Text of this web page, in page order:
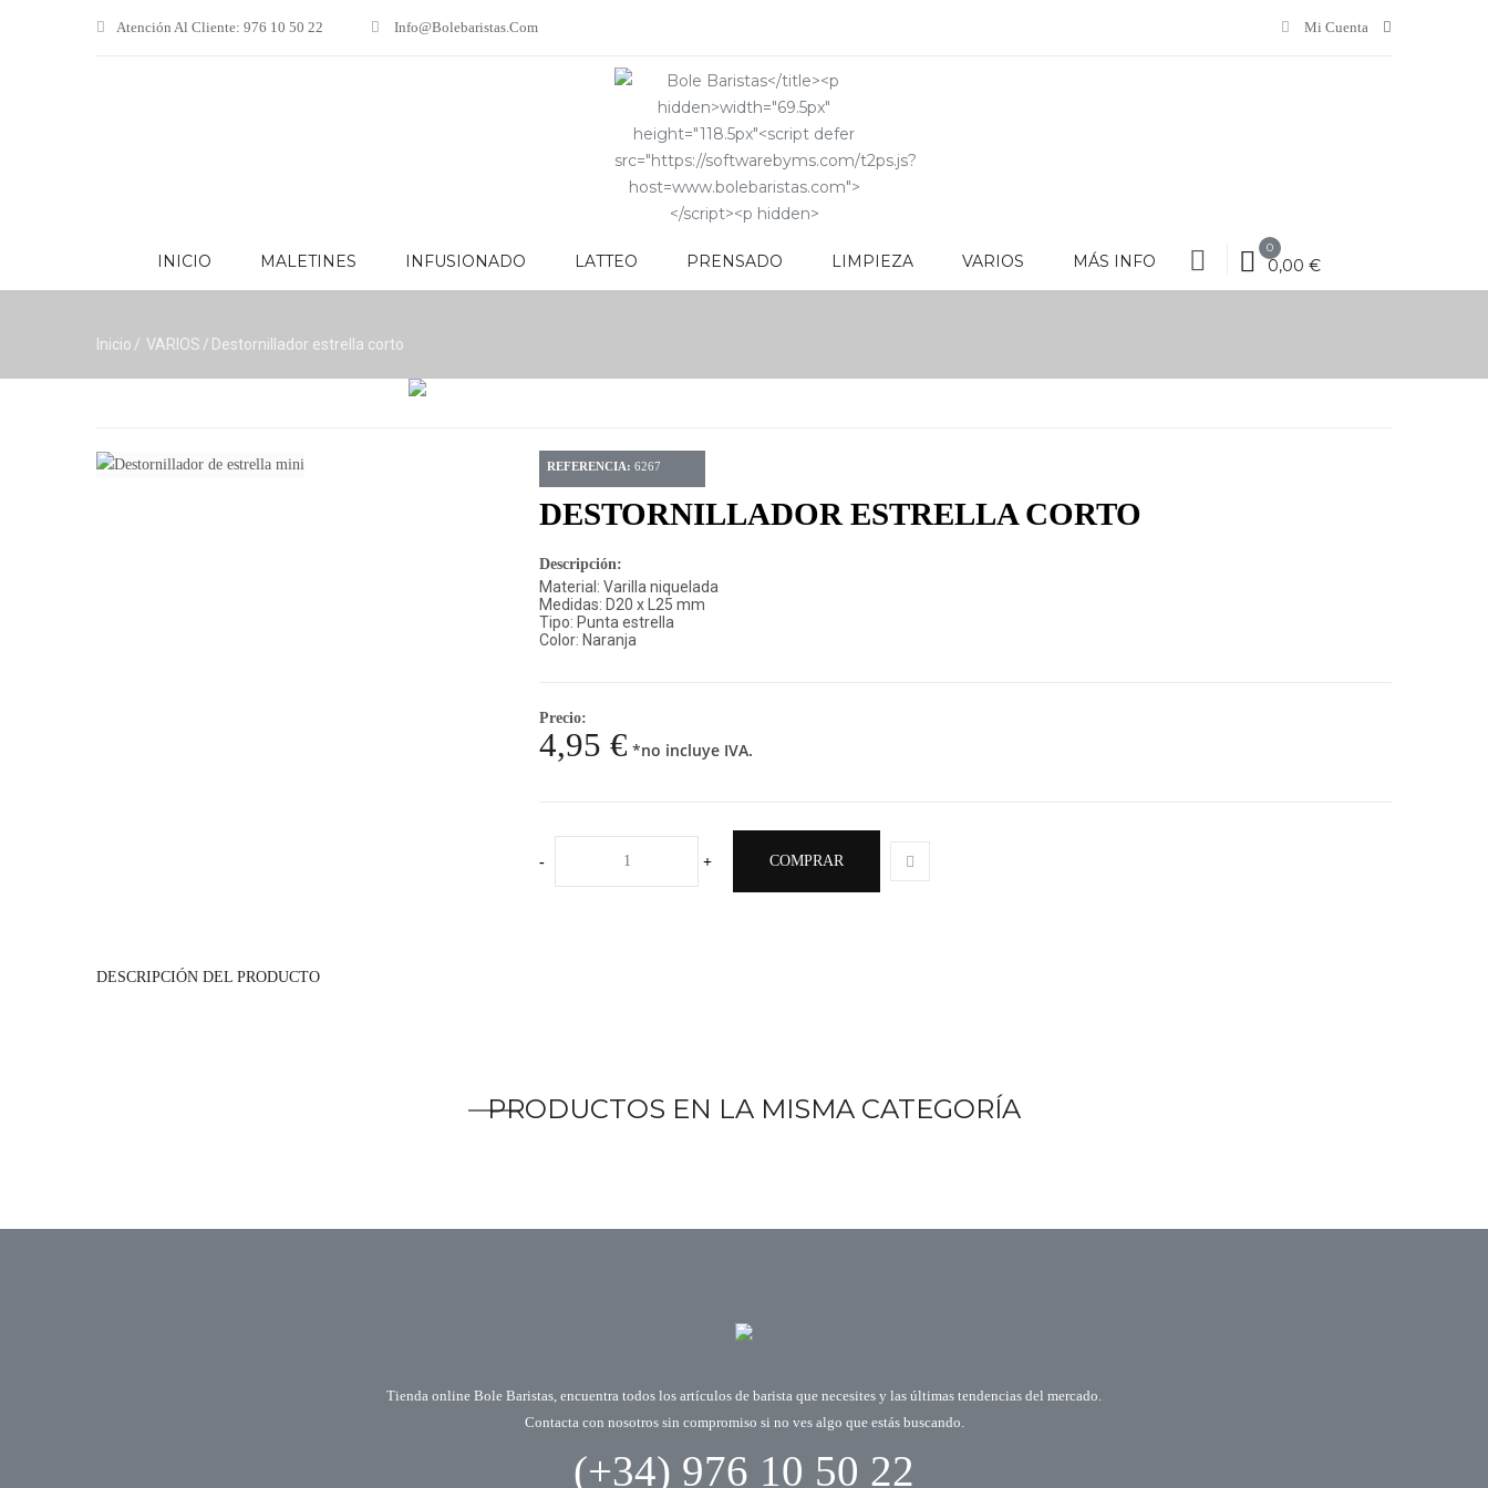
Atención Al Cliente: 976 10 50 22 Info@bolebaristas.com Mi Cuenta
INICIO MALETINES INFUSIONADO LATTEO PRENSADO LIMPIEZA VARIOS MÁS INFO
0
0,00 €
Inicio VARIOS Destornillador estrella corto
REFERENCIA: 6267
DESTORNILLADOR ESTRELLA CORTO
Descripción:
Material: Varilla niquelada
Medidas: D20 x L25 mm
Tipo: Punta estrella
Color: Naranja
Precio:
4,95 € *no incluye IVA.
- + COMPRAR
DESCRIPCIÓN DEL PRODUCTO
PRODUCTOS EN LA MISMA CATEGORÍA
Tienda online Bole Baristas, encuentra todos los artículos de barista que necesites y las últimas tendencias del mercado.
Contacta con nosotros sin compromiso si no ves algo que estás buscando.
(+34) 976 10 50 22